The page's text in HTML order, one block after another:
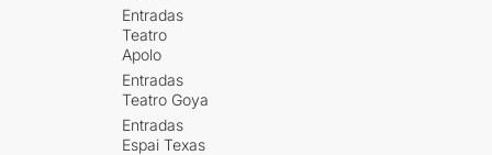
Entradas
Teatro
Apolo
Entradas
Teatro Goya
Entradas
Espai Texas